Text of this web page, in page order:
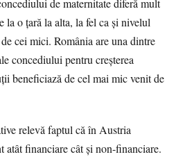
de maternitate diferă mult
la o ţară la alta, la fel ca şi nivelul
cei mici. România are una dintre
concediului pentru creşterea
beneficiază de cel mai mic venit de
relevă faptul că în Austria
atât financiare cât şi non-financiare.